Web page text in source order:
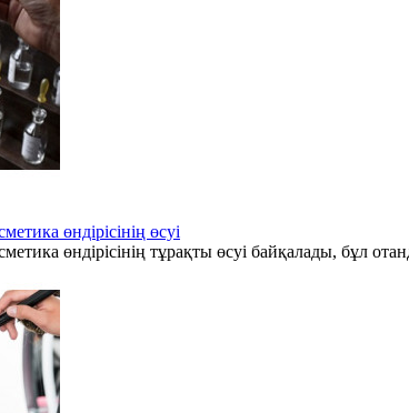
өндірісінің өсуі
өндірісінің тұрақты өсуі байқалады, бұл